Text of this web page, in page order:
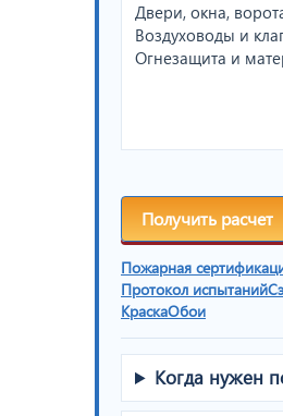
Двери, окна,
Воздуховоды и
Огнезащита и
Получить расчет
Пожарная
Протокол испытаний
КраскаОбои
Когда нужен